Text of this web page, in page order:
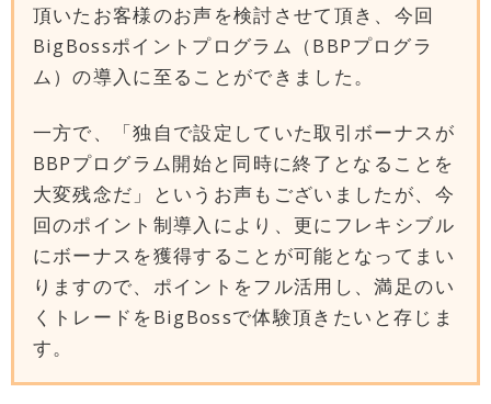
頂いたお客様のお声を検討させて頂き、今回
BigBossポイントプログラム（BBPプログラ
ム）の導入に至ることができました。
一方で、「独自で設定していた取引ボーナスが
BBPプログラム開始と同時に終了となることを
大変残念だ」というお声もございましたが、今
回のポイント制導入により、更にフレキシブル
にボーナスを獲得することが可能となってまい
りますので、ポイントをフル活用し、満足のい
くトレードをBigBossで体験頂きたいと存じま
す。